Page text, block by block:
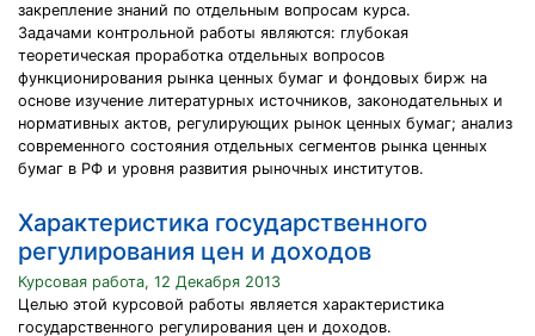
закрепление знаний по отдельным вопросам курса.
Задачами контрольной работы являются: глубокая
теоретическая проработка отдельных вопросов
функционирования рынка ценных бумаг и фондовых бирж на
основе изучение литературных источников, законодательных и
нормативных актов, регулирующих рынок ценных бумаг; анализ
современного состояния отдельных сегментов рынка ценных
бумаг в РФ и уровня развития рыночных институтов.
Характеристика государственного
регулирования цен и доходов
Курсовая работа, 12 Декабря 2013
Целью этой курсовой работы является характеристика
государственного регулирования цен и доходов.